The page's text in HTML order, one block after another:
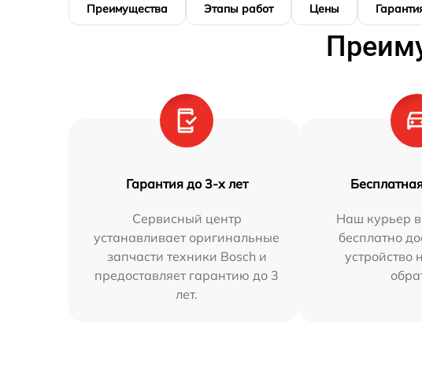
Преимущества Этапы работ Цены
Гарантия до 3-х лет
Сервисный центр
устанавливает оригинальные
запчасти техники Bosch и
предоставляет гарантию до 3
лет.
Наш курьер
бесплатно
устройство